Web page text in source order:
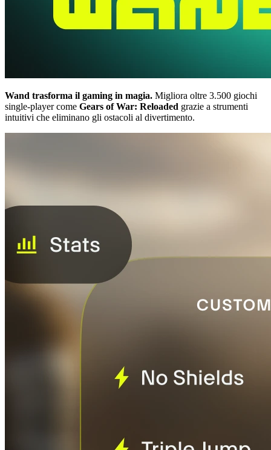
Wand trasforma il gaming in magia. Migliora oltre 3.500 giochi
single-player come Gears of War: Reloaded grazie a strumenti
intuitivi che eliminano gli ostacoli al divertimento.